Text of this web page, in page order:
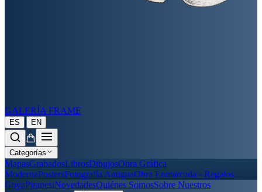
GALERÍA FRAME
ES | EN
Categorías
MapasGrabadosLibrosDibujosObra Gráfica
ModernaPostersFotografía AntiguaObra Enmarcada - Regalos
GoyaPiranesiNovedadesQuiénes SomosSobre Nuestros